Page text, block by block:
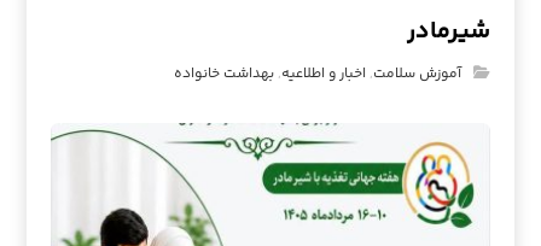
شیرمادر
آموزش سلامت, اخبار و اطلاعیه,بهداشت خانواده